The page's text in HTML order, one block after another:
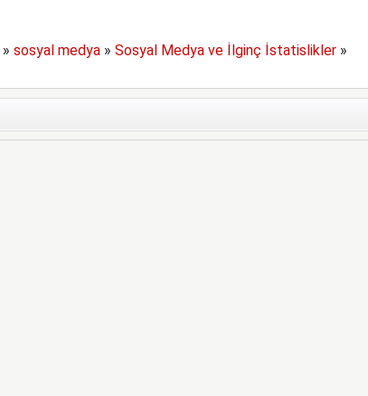
» sosyal medya» Sosyal Medya ve İlginç İstatislikler»